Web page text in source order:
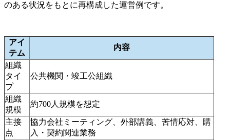
のある状況をもとに再構成した運営例です。
アイ
テム
内容
組織
タイ
プ
公共機関・竣工公組織
組織
規模
約700人規模を想定
主接
点
協力会社ミーティング、外部講義、苦情応対、購
入・契約関連業務